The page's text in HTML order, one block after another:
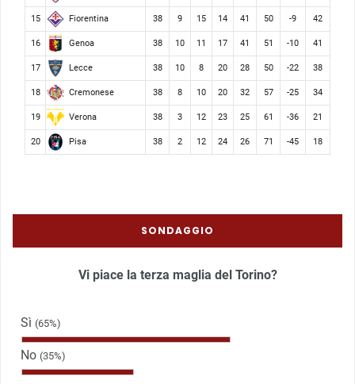
15 Fiorentina 38 9 15 14 41 50 -9 42
16 Genoa 38 10 11 17 41 51 -10 41
17 Lecce 38 10 8 20 28 50 -22 38
18 Cremonese 38 8 10 20 32 57 -25 34
19 Verona 38 3 12 23 25 61 -36 21
20 Pisa 38 2 12 24 26 71 -45 18
SONDAGGIO
Vi piace la terza maglia del Torino?
Sì (65%)
No (35%)